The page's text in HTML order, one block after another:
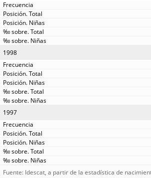
1998
1997
Fuente: Idescat, a partir de la estadística de